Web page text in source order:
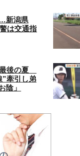
…新潟県
は交通指
最後の夏
”牽引し弟
陰」